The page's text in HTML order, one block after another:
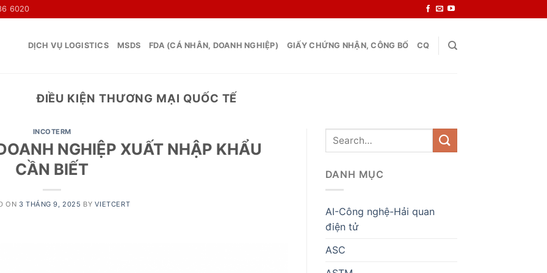
6020
DỊCH VỤ LOGISTICS MSDS FDA (CÁ NHÂN, DOANH NGHIỆP) GIẤY CHỨNG NHẬN, CÔNG BỐ CQ
ĐIỀU KIỆN THƯƠNG MẠI QUỐC TẾ
INCOTERM
NGHIỆP XUẤT NHẬP KHẨU
CẦN BIẾT
ON 3 THÁNG 9, 2025 BY VIETCERT
DANH MỤC
AI-Công nghệ-Hải quan
điện tử
ASC